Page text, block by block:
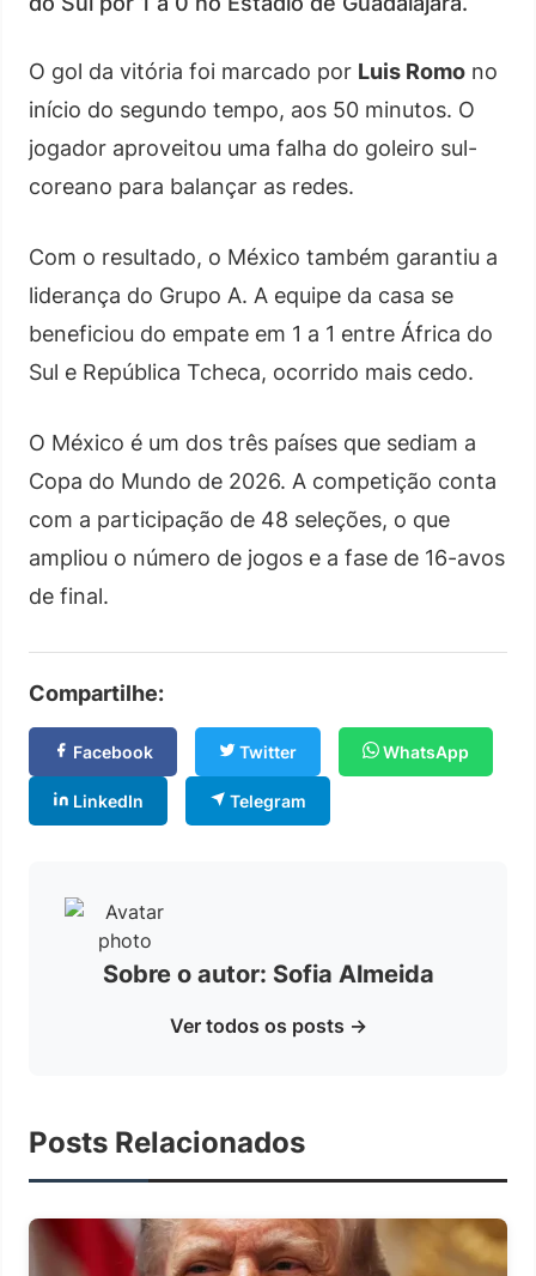
O gol da vitória foi marcado por Luis Romo no
início do segundo tempo, aos 50 minutos. O
jogador aproveitou uma falha do goleiro sul-
coreano para balançar as redes.
Com o resultado, o México também garantiu a
liderança do Grupo A. A equipe da casa se
beneficiou do empate em 1 a 1 entre África do
Sul e República Tcheca, ocorrido mais cedo.
O México é um dos três países que sediam a
Copa do Mundo de 2026. A competição conta
com a participação de 48 seleções, o que
ampliou o número de jogos e a fase de 16-avos
de final.
Compartilhe:
Facebook Twitter WhatsApp
LinkedIn Telegram
Sobre o autor: Sofia Almeida
Ver todos os posts →
Posts Relacionados